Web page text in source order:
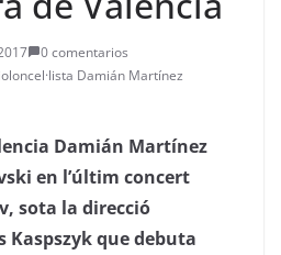
0 comentarios
Damián Martínez
Damián Martínez
en l’últim concert
sota la direcció
Kaspszykque debuta